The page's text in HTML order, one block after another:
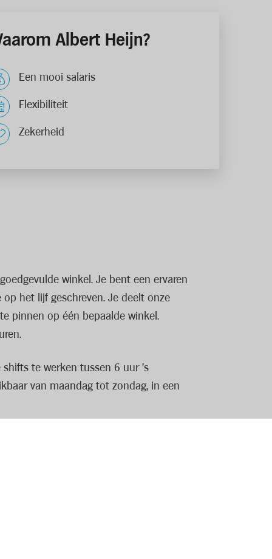
Albert Heijn?
Een mooi salaris
Flexibiliteit
Zekerheid
winkel. Je bent een ervaren
het lijf geschreven. Je deelt onze
pinnen op één bepaalde winkel.
te werken tussen 6 uur ’s
van maandag tot zondag, in een